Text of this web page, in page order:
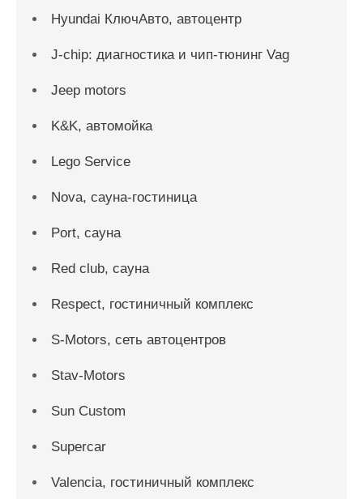
Hyundai КлючАвто, автоцентр
J-chip: диагностика и чип-тюнинг Vag
Jeep motors
K&K, автомойка
Lego Service
Nova, сауна-гостиница
Port, сауна
Red сlub, сауна
Respect, гостиничный комплекс
S-Motors, сеть автоцентров
Stav-Motors
Sun Custom
Supercar
Valencia, гостиничный комплекс